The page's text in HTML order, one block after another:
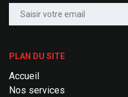
PLAN DU SITE
Accueil
Nos services